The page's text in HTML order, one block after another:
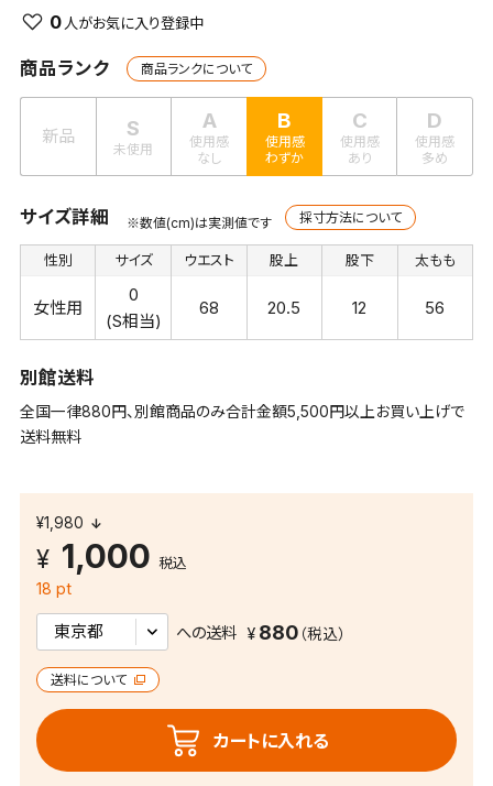
0
商品ランク 商品ランクについて
新品 S
未使用
A
使用感
なし
B
使用感
わずか
C
使用感
あり
D
使用感
多め
サイズ詳細 ※数値(cm)は実測値です 採寸方法について
性別
女性用
サイズ
0
(S相当)
ウエスト
68
股上
20.5
股下
12
太もも
56
別館送料
全国一律880円、別館商品のみ合計金額5,500円以上お買い上げで
送料無料
¥1,980
1,000 税込
18 pt
への送料 880
送料について
カートに入れる